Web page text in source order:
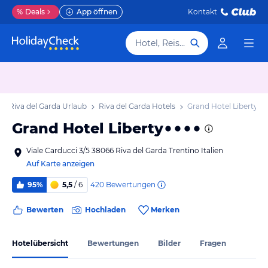
% Deals App öffnen Kontakt
Hotel, Reiseziel
Riva del Garda Urlaub Riva del Garda Hotels Grand Hotel Liberty
Grand Hotel Liberty
Viale Carducci 3/5 38066 Riva del Garda Trentino Italien
Auf Karte anzeigen
95% 5,5 / 6 420 Bewertungen
Bewerten Hochladen Merken
Hotelübersicht Bewertungen Bilder Fragen